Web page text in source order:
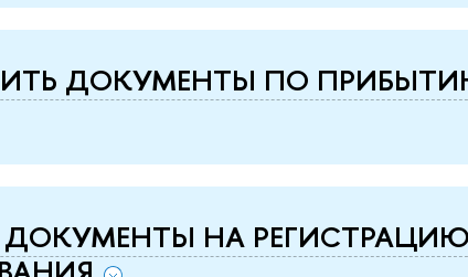
ДОКУМЕНТЫ ПО
НА